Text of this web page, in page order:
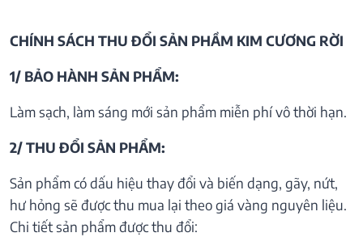
CHÍNH SÁCH THU ĐỔI SẢN PHẦM KIM CƯƠNG RỜI
1/ BẢO HÀNH SẢN PHẨM:
Làm sạch, làm sáng mới sản phẩm miễn phí vô thời hạn.
2/ THU ĐỔI SẢN PHẨM:
Sản phẩm có dấu hiệu thay đổi và biến dạng, gãy, nứt,
hư hỏng sẽ được thu mua lại theo giá vàng nguyên liệu.
Chi tiết sản phẩm được thu đổi: